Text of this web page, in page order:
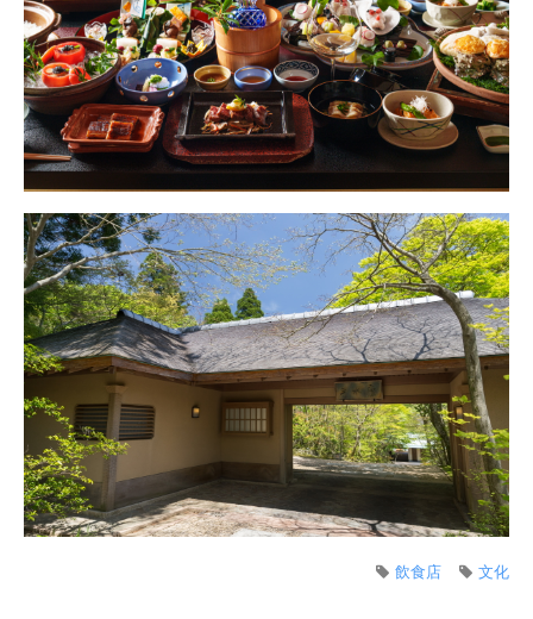
文化
飲食店